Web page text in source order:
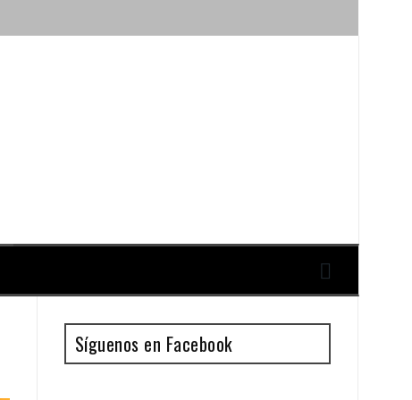
Síguenos en Facebook